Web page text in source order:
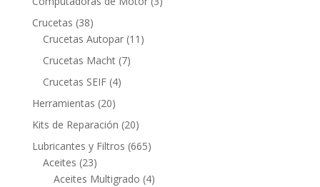
Crucetas 3838
productos
Crucetas Autopar 11 11
Crucetas Macht 77
Crucetas SEIF 44
Herramientas 2020
productos
Kits de Reparación 2020
productos
Lubricantes y Filtros 665665
Aceites 2323
productos
Aceites Multigrado 44